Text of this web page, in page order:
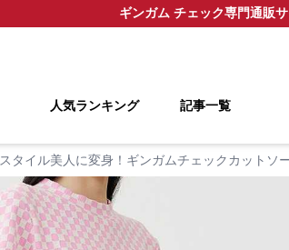
ギンガム チェック専門通販
人気ランキング 記事一覧
スタイル美人に変身！ギンガムチェックカットソ